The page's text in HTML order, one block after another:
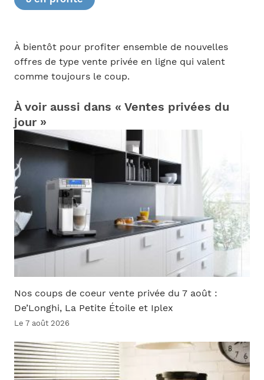
À bientôt pour profiter ensemble de nouvelles
offres de type vente privée en ligne qui valent
comme toujours le coup.
À voir aussi dans « Ventes privées du
jour »
Nos coups de coeur vente privée du 7 août :
De’Longhi, La Petite Étoile et Iplex
Le 7 août 2026